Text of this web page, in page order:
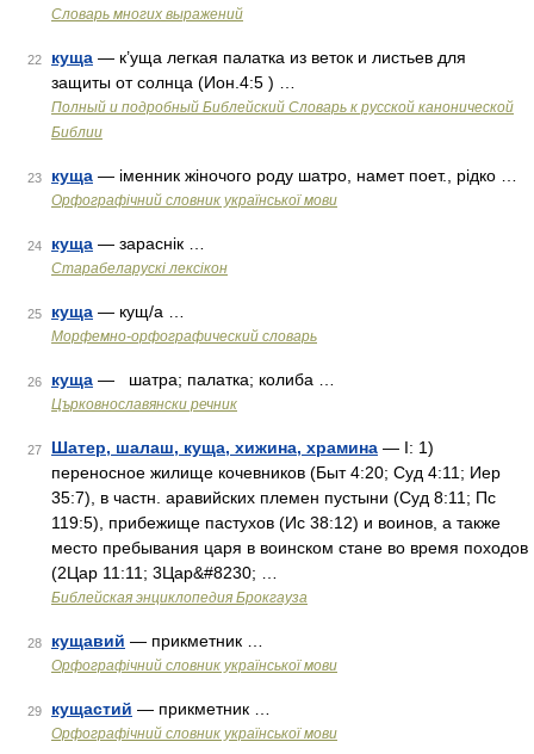
Словарь многих выражений
22 куща — к’уща легкая палатка из веток и листьев для
защиты от солнца (Ион.4:5 ) …
Полный и подробный Библейский Словарь к русской канонической
Библии
23 куща — іменник жіночого роду шатро, намет поет., рідко …
Орфографічний словник української мови
24 куща — зараснік …
Старабеларускі лексікон
25 куща — кущ/а …
Морфемно-орфографический словарь
26 куща — шатра; палатка; колиба …
Църковнославянски речник
27 Шатер, шалаш, куща, хижина, храмина — I: 1)
переносное жилище кочевников (Быт 4:20; Суд 4:11; Иер
35:7), в частн. аравийских племен пустыни (Суд 8:11; Пс
119:5), прибежище пастухов (Ис 38:12) и воинов, а также
место пребывания царя в воинском стане во время походов
(2Цар 11:11; 3Цар&#8230; …
Библейская энциклопедия Брокгауза
28 кущавий — прикметник …
Орфографічний словник української мови
29 кущастий — прикметник …
Орфографічний словник української мови